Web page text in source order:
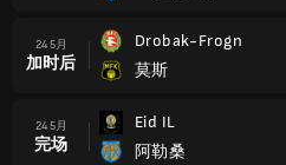
24 5月
加时后
Drobak-Frogn
莫斯
24 5月
完场
Eid IL
阿勒桑